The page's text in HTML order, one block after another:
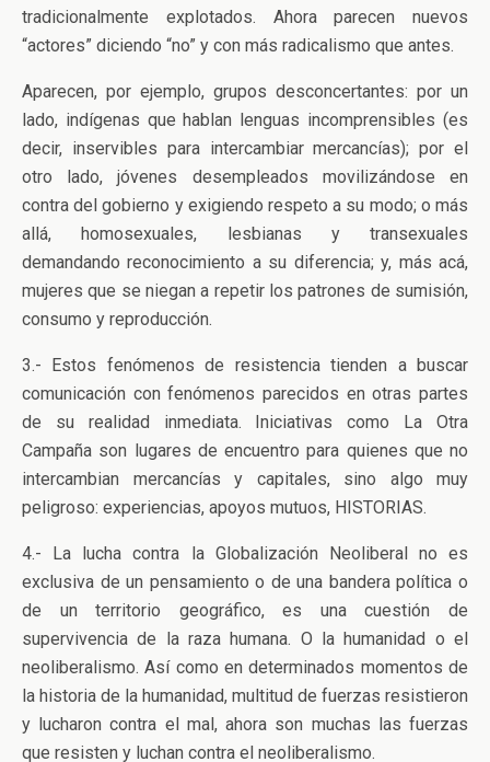
tradicionalmente explotados. Ahora parecen nuevos
“actores” diciendo “no” y con más radicalismo que antes.
Aparecen, por ejemplo, grupos desconcertantes: por un
lado, indígenas que hablan lenguas incomprensibles (es
decir, inservibles para intercambiar mercancías); por el
otro lado, jóvenes desempleados movilizándose en
contra del gobierno y exigiendo respeto a su modo; o más
allá, homosexuales, lesbianas y transexuales
demandando reconocimiento a su diferencia; y, más acá,
mujeres que se niegan a repetir los patrones de sumisión,
consumo y reproducción.
3.- Estos fenómenos de resistencia tienden a buscar
comunicación con fenómenos parecidos en otras partes
de su realidad inmediata. Iniciativas como La Otra
Campaña son lugares de encuentro para quienes que no
intercambian mercancías y capitales, sino algo muy
peligroso: experiencias, apoyos mutuos, HISTORIAS.
4.- La lucha contra la Globalización Neoliberal no es
exclusiva de un pensamiento o de una bandera política o
de un territorio geográfico, es una cuestión de
supervivencia de la raza humana. O la humanidad o el
neoliberalismo. Así como en determinados momentos de
la historia de la humanidad, multitud de fuerzas resistieron
y lucharon contra el mal, ahora son muchas las fuerzas
que resisten y luchan contra el neoliberalismo.